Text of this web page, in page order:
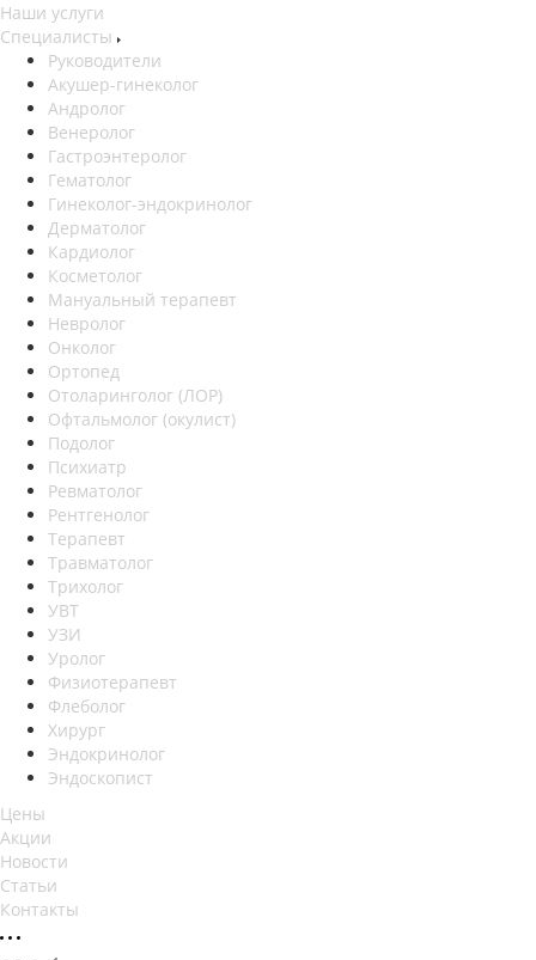
Наши услуги
Специалисты
Руководители
Акушер-гинеколог
Андролог
Венеролог
Гастроэнтеролог
Гематолог
Гинеколог-эндокринолог
Дерматолог
Кардиолог
Косметолог
Мануальный терапевт
Невролог
Онколог
Ортопед
Отоларинголог (ЛОР)
Офтальмолог (окулист)
Подолог
Психиатр
Ревматолог
Рентгенолог
Терапевт
Травматолог
Трихолог
УВТ
УЗИ
Уролог
Физиотерапевт
Флеболог
Хирург
Эндокринолог
Эндоскопист
Цены
Акции
Новости
Статьи
Контакты